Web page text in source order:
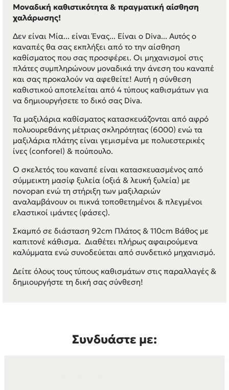
Μοναδική καθιστικότητα & πραγματική αίσθηση
χαλάρωσης!
Δεν είναι Μία... είναι Ένας... Είναι ο Diva... Αυτός ο
καναπές θα σας εκπλήξει από το την αίσθηση
καθίσματος που σας προσφέρει. Οι μηχανισμοί στις
πλάτες συμπληρώνουν μοναδικά την άνεση του καναπέ
και σας προκαλούν να αφεθείτε! Αυτή η σύνθεση
καθιστικού αποτελείται από 4 τύπους καθισμάτων για
να δημιουργήσετε το δικό σας Diva.
Τα μαξιλάρια καθίσματος κατασκευάζονται από αφρό
πολυουρεθάνης μέτριας σκληρότητας (6000) ενώ τα
μαξιλάρια πλάτης είναι γεμισμένα με πολυεστερικές
ίνες (conforel) & πούπουλο.
Ο σκελετός του καναπέ είναι κατασκευασμένος από
σύμμεικτη μασίφ ξυλεία (οξιά & λευκή ξυλεία) με
novopan ενώ τη στήριξη των μαξιλαριών
αναλαμβάνουν οι πικνά τοποθετημένοι & πλεγμένοι
ελαστικοί ιμάντες (φάσες).
Σκαμπό σε διάσταση 92cm Πλάτος & 110cm Βάθος με
καπιτονέ κάθισμα. Διαθέτει πλήρως αφαιρούμενα
καλύμματα ενώ συνοδεύεται από συνδετικό μηχανισμό.
Δείτε όλους τους τύπους καθισμάτων στις παραλλαγές &
δημιουργήστε τη δική σας σύνθεση!
Συνδυάστε με: